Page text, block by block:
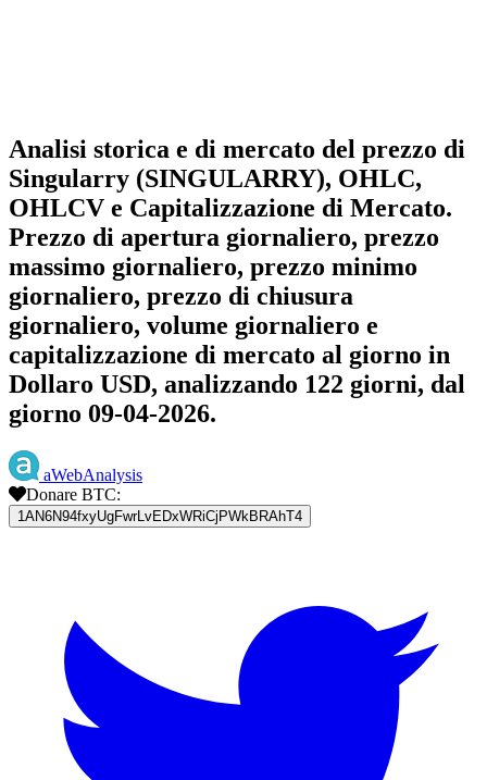
Analisi storica e di mercato del prezzo di
Singularry (SINGULARRY), OHLC,
OHLCV e Capitalizzazione di Mercato.
Prezzo di apertura giornaliero, prezzo
massimo giornaliero, prezzo minimo
giornaliero, prezzo di chiusura
giornaliero, volume giornaliero e
capitalizzazione di mercato al giorno in
Dollaro USD, analizzando 122 giorni, dal
giorno 09-04-2026.
aWebAnalysis
Donare BTC:
1AN6N94fxyUgFwrLvEDxWRiCjPWkBRAhT4